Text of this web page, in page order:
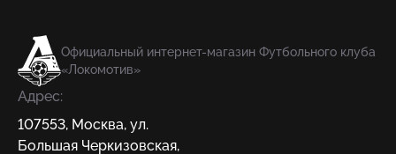
Официальный интернет-магазин Футбольного клуба
«Локомотив»
Адрес:
107553, Москва, ул.
Большая Черкизовская,